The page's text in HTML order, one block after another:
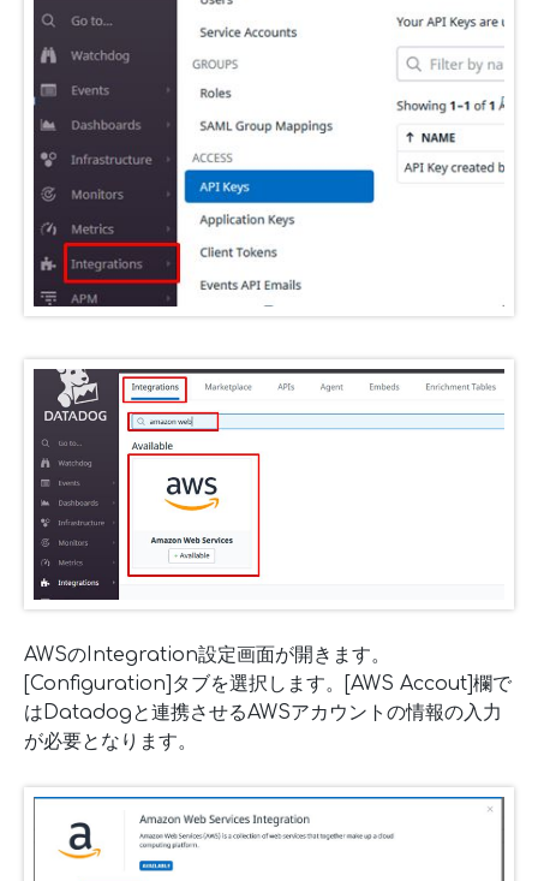
AWSのIntegration設定画面が開きます。
[Configuration]タブを選択します。[AWS Accout]欄で
はDatadogと連携させるAWSアカウントの情報の入力
が必要となります。